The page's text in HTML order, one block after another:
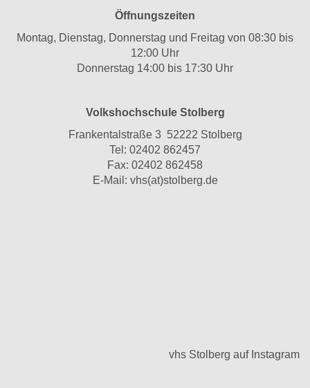
Öffnungszeiten
Montag, Dienstag, Donnerstag und Freitag von 08:30 bis
12:00 Uhr
Donnerstag 14:00 bis 17:30 Uhr
Volkshochschule Stolberg
Frankentalstraße 3 52222 Stolberg
Tel: 02402 862457
Fax: 02402 862458
E-Mail: vhs(at)stolberg.de
vhs Stolberg auf Instagram